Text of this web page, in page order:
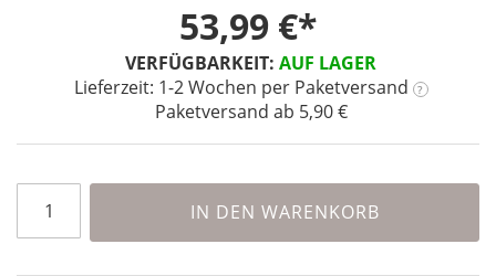
VERFÜGBARKEIT: AUF LAGER
Lieferzeit: 1-2 Wochen per Paketversand ?
Paketversand ab 5,90 €
53,99 €
IN DEN WARENKORB